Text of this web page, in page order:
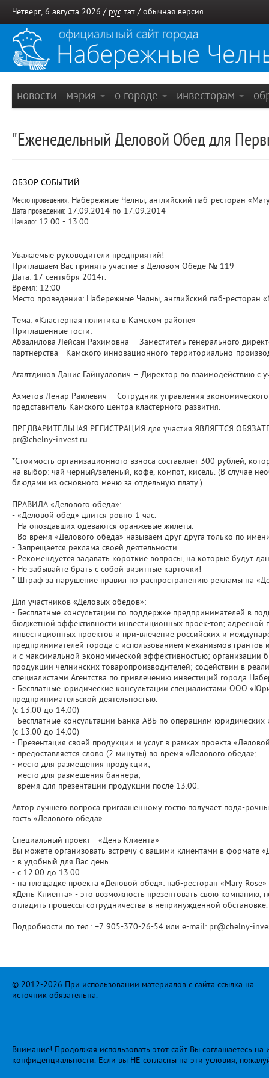
Четверг, 6 августа 2026 / рус тат / обычная версия
новости мэрия о городе инвесторам
"Еженедельный Деловой Обед для
ОБЗОР СОБЫТИЙ
Место проведения: Набережные Челны, английский паб-ресторан
Дата проведения: 17.09.2014 по 17.09.2014
Начало: 12.00 - 13.00
Уважаемые руководители предприятий!
Приглашаем Вас принять участие в Деловом Обеде № 119
Дата: 17 сентября 2014г.
Время: 12:00
Место проведения: Набережные Челны, английский паб-ресторан
Тема: «Кластерная политика в Камском районе»
Приглашенные гости:
Абзалилова Лейсан Рахимовна – Заместитель генерального
партнерства - Камского инновационного территориально-
Агалтдинов Данис Гайнуллович – Директор по взаимодействию
Ахметов Ленар Раилевич – Сотрудник управления
представитель Камского центра кластерного развития.
ПРЕДВАРИТЕЛЬНАЯ РЕГИСТРАЦИЯ для участия ЯВЛЯЕТСЯ
pr@chelny-invest.ru
*Стоимость организационного взноса составляет 300 рублей,
на выбор: чай черный/зеленый, кофе, компот, кисель. (В случае
блюдами из основного меню за отдельную плату.)
ПРАВИЛА «Делового обеда»:
- «Деловой обед» длится ровно 1 час.
- На опоздавших одеваются оранжевые жилеты.
- Во время «Делового обеда» называем друг друга только по
- Запрещается реклама своей деятельности.
- Рекомендуется задавать короткие вопросы, на которые будут
- Не забывайте брать с собой визитные карточки!
* Штраф за нарушение правил по распространению рекламы на
Для участников «Деловых обедов»:
- Бесплатные консультации по поддержке предпринимателей в
бюджетной эффективности инвестиционных проек-тов;
инвестиционных проектов и при-влечение российских и
предпринимателей города с использованием механизмов
и с максимальной экономической эффективностью; организации
продукции челнинских товаропроизводителей; содействии в
специалистами Агентства по привлечению инвестиций города
- Бесплатные юридические консультации специалистами ООО
предпринимательской деятельностью.
(с 13.00 до 14.00)
- Бесплатные консультации Банка АВБ по операциям
(с 13.00 до 14.00)
- Презентация своей продукции и услуг в рамках проекта
- предоставляется слово (2 минуты) во время «Делового обеда»;
- место для размещения продукции;
- место для размещения баннера;
- время для презентации продукции после 13.00.
Автор лучшего вопроса приглашенному гостю получает пода-
гость «Делового обеда».
Специальный проект - «День Клиента»
Вы можете организовать встречу с вашими клиентами в формате
- в удобный для Вас день
- с 12.00 до 13.00
- на площадке проекта «Деловой обед»: паб-ресторан «Mary
«День Клиента» - это возможность презентовать свою компанию,
отладить процессы сотрудничества в непринужденной обстановке.
Подробности по тел.: +7 905-370-26-54 или e-mail: pr@chelny-
© 2012-2026 При использовании материалов с сайта ссылка на
источник обязательна.
Внимание! Продолжая использовать этот сайт Вы соглашаетесь
конфиденциальности. Если вы НЕ согласны на эти условия,